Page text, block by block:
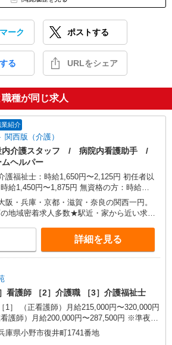
ーク ポストする
る URLをシェア
種が同じ求人
業紹介
西版（介護）
内介護スタッフ / 病院内看護助手 /
ヘルパー
護福祉士：時給1,650円〜2,125円 初任者以
給1,450円〜1,875円 無資格の方：時給
円 ※給与幅は勤務先による +交通
手当（勤務先による） +0円で介護資格が取
れる （別途規定） ★給与日払い制度あり！
阪・兵庫・京都・滋賀・奈良の関西一円。
地域密着求人多数★駅近・家から近い求人
詳細を見る
］看護師 ［2］介護職 ［3］介護福祉士
［1］ （正看護師）月給215,000円〜320,000円
看護師）月給200,000円〜287,500円 ※準夜勤
4,000円／回、深夜勤手当6,000円／回 ［2］
円〜318,000円 ※準夜勤手当2,800円
庫県小野市復井町1741番地